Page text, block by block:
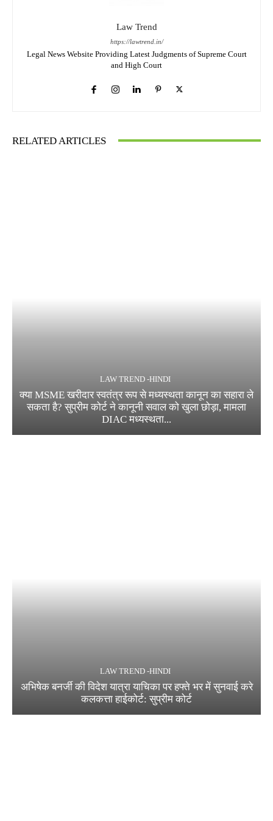
Law Trend
https://lawtrend.in/
Legal News Website Providing Latest Judgments of Supreme Court
and High Court
RELATED ARTICLES
LAW TREND -HINDI
क्या MSME खरीदार स्वतंत्र रूप से मध्यस्थता कानून का सहारा ले
सकता है? सुप्रीम कोर्ट ने कानूनी सवाल को खुला छोड़ा, मामला
DIAC मध्यस्थता...
LAW TREND -HINDI
अभिषेक बनर्जी की विदेश यात्रा याचिका पर हफ्ते भर में सुनवाई करे
कलकत्ता हाईकोर्ट: सुप्रीम कोर्ट